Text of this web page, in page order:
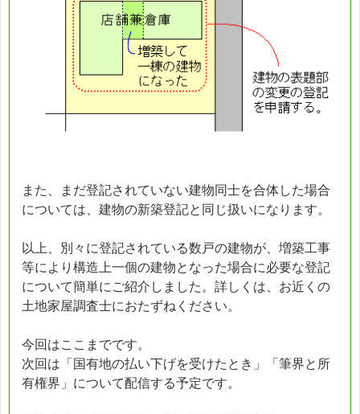
また、まだ登記されていない建物同士を合体した場合
については、建物の新築登記と同じ扱いになります。
以上、別々に登記されている数戸の建物が、増築工事
等により構造上一個の建物となった場合に必要な登記
について簡単にご紹介しました。詳しくは、お近くの
土地家屋調査士におたずねください。
今回はここまでです。
次回は「国有地の払い下げを受けたとき」「筆界と所
有権界」について配信する予定です。